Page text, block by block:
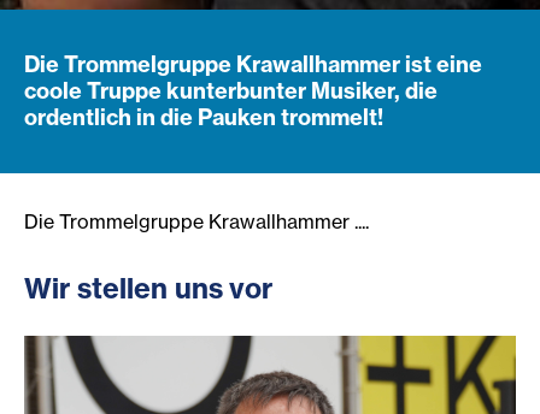
Die Trommelgruppe Krawallhammer ist eine
coole Truppe kunterbunter Musiker, die
ordentlich in die Pauken trommelt!
Die Trommelgruppe Krawallhammer ....
Wir stellen uns vor